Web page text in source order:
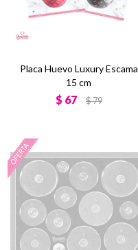
Placa Huevo Luxury Escama
15 cm
$ 67 $79